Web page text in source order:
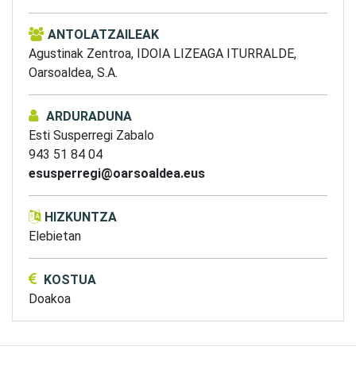
ANTOLATZAILEAK
Agustinak Zentroa,
IDOIA LIZEAGA ITURRALDE,
Oarsoaldea, S.A.
ARDURADUNA
Esti Susperregi Zabalo
943 51 84 04
esusperregi@oarsoaldea.eus
HIZKUNTZA
Elebietan
KOSTUA
Doakoa